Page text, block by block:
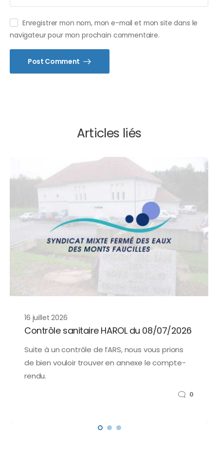
Enregistrer mon nom, mon e-mail et mon site dans le
navigateur pour mon prochain commentaire.
Post Comment
Articles liés
16 juillet 2026
Contrôle sanitaire HAROL du 08/07/2026
Suite à un contrôle de l’ARS, nous vous prions
de bien vouloir trouver en annexe le compte-
rendu.
0